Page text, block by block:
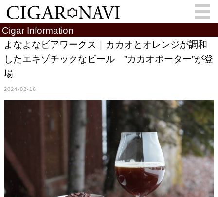
会員登録 お問い合わせ サインイン
Cigar Column
葉巻人
Cigar Map
Cigar Information
よなよなビアワークス｜カカオとオレンジが調和
したエキゾチックなビール ”カカオポーター”が登
場
2024-02-16